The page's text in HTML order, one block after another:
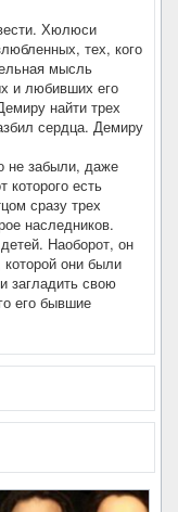
Хюлюси
тех, кого
мысль
и любивших его
найти трех
сердца. Демиру
не забыли, даже
которого есть
сразу трех
наследников.
Наоборот, он
они были
свою
его бывшие